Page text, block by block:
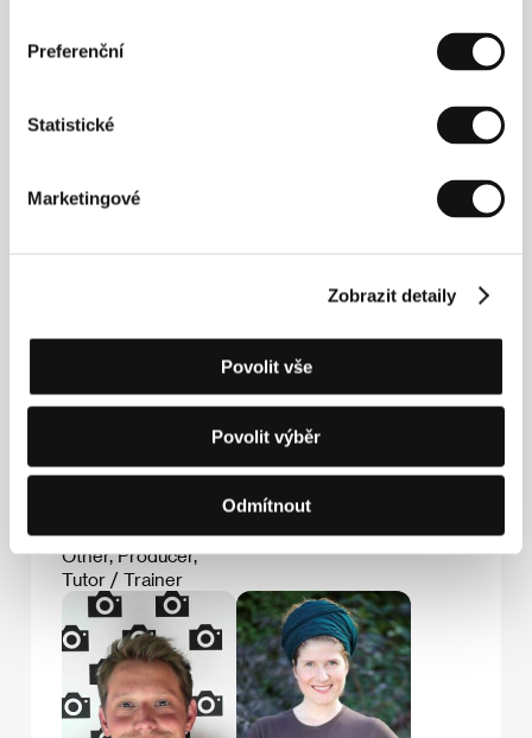
Preferenční
Statistické
Marketingové
Zobrazit detaily
Povolit vše
Povolit výběr
Odmítnout
Tereza Polachová
Kubečková
Other, Producer,
Tutor / Trainer
Leoš Noha
Actor